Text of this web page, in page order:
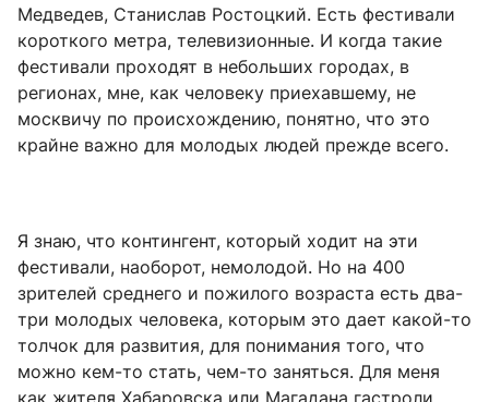
Медведев, Станислав Ростоцкий. Есть фестивали
короткого метра, телевизионные. И когда такие
фестивали проходят в небольших городах, в
регионах, мне, как человеку приехавшему, не
москвичу по происхождению, понятно, что это
крайне важно для молодых людей прежде всего.
Я знаю, что контингент, который ходит на эти
фестивали, наоборот, немолодой. Но на 400
зрителей среднего и пожилого возраста есть два-
три молодых человека, которым это дает какой-то
толчок для развития, для понимания того, что
можно кем-то стать, чем-то заняться. Для меня
как жителя Хабаровска или Магадана гастроли